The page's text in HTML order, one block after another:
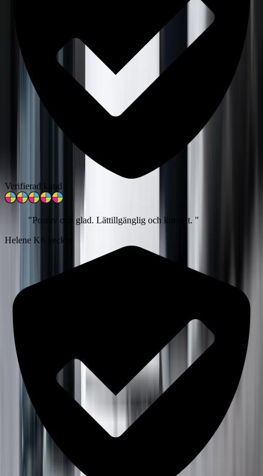
Verifierad kund
"Positiv och glad. Lättillgänglig och korrekt. "
Helene K6 veckor